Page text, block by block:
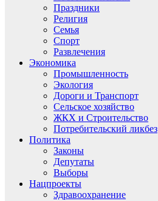
Праздники
Религия
Семья
Спорт
Развлечения
Экономика
Промышленность
Экология
Дороги и Транспорт
Сельское хозяйство
ЖКХ и Строительство
Потребительский ликбез
Политика
Законы
Депутаты
Выборы
Нацпроекты
Здравоохранение